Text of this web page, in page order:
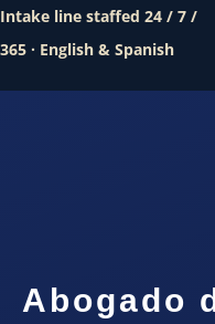
Intake line staffed 24 / 7 /
365 · English & Spanish
Abogado